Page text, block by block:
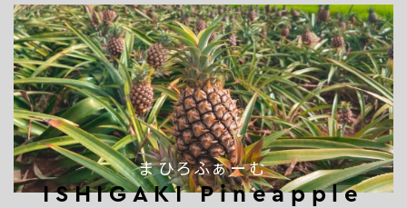
まひろふぁーむ
ISHIGAKI Pineapple